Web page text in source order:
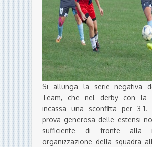
Si allunga la serie negativa
Team, che nel derby con la
incassa una sconfitta per 3-1.
prova generosa delle estensi
sufficiente di fronte alla
organizzazione della squadra